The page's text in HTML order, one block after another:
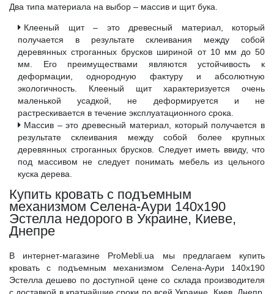
Два типа материала на выбор – массив и щит бука.
Клееный щит – это древесный материал, который
получается в результате склеивания между собой
деревянных строганных брусков шириной от 10 мм до 50
мм. Его преимуществами являются устойчивость к
деформации, однородную фактуру и абсолютную
экологичность. Клееный щит характеризуется очень
маленькой усадкой, не деформируется и не
растрескивается в течение эксплуатационного срока.
Массив – это древесный материал, который получается в
результате склеивания между собой более крупных
деревянных строганных брусков. Следует иметь ввиду, что
под массивом не следует понимать мебель из цельного
куска дерева.
Купить кровать с подъемным
механизмом Селена-Аури 140x190
Эстелла недорого в Украине, Киеве,
Днепре
В интернет-магазине ProMebli.ua мы предлагаем купить
кровать с подъемным механизмом Селена-Аури 140x190
Эстелла дешево по доступной цене со склада производителя